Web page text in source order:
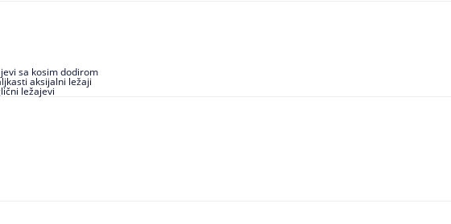
sa kosim dodirom
aksijalni ležaji
ležajevi